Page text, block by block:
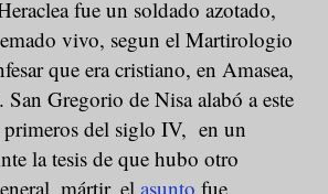
fue un soldado azotado,
vivo, segun el Martirologio
que era cristiano, en Amasea,
Gregorio de Nisa alabó a este
primeros del siglo IV, en un
la tesis de que hubo otro
mártir, elasunto fue